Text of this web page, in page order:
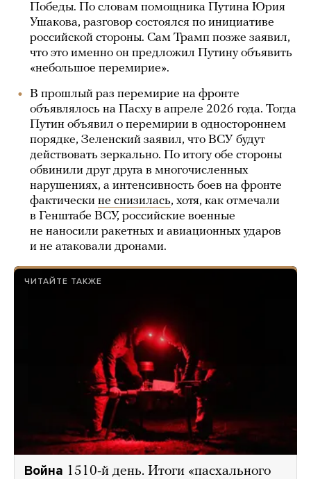
Победы. По словам помощника Путина Юрия
Ушакова, разговор состоялся по инициативе
российской стороны. Сам Трамп позже заявил,
что это именно он предложил Путину объявить
«небольшое перемирие».
В прошлый раз перемирие на фронте
объявлялось на Пасху в апреле 2026 года. Тогда
Путин объявил о перемирии в одностороннем
порядке, Зеленский заявил, что ВСУ будут
действовать зеркально. По итогу обе стороны
обвинили друг друга в многочисленных
нарушениях, а интенсивность боев на фронте
фактически не снизилась, хотя, как отмечали
в Генштабе ВСУ, российские военные
не наносили ракетных и авиационных ударов
и не атаковали дронами.
ЧИТАЙТЕ ТАКЖЕ
Война 1510-й день. Итоги «пасхального